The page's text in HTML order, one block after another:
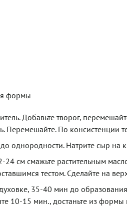
формы
Добавьте творог,
По консистенции
однородности. Натрите сыр на
см смажьте растительным
тестом. Сделайте на
35-40 мин до
10-15 мин., достаньте из